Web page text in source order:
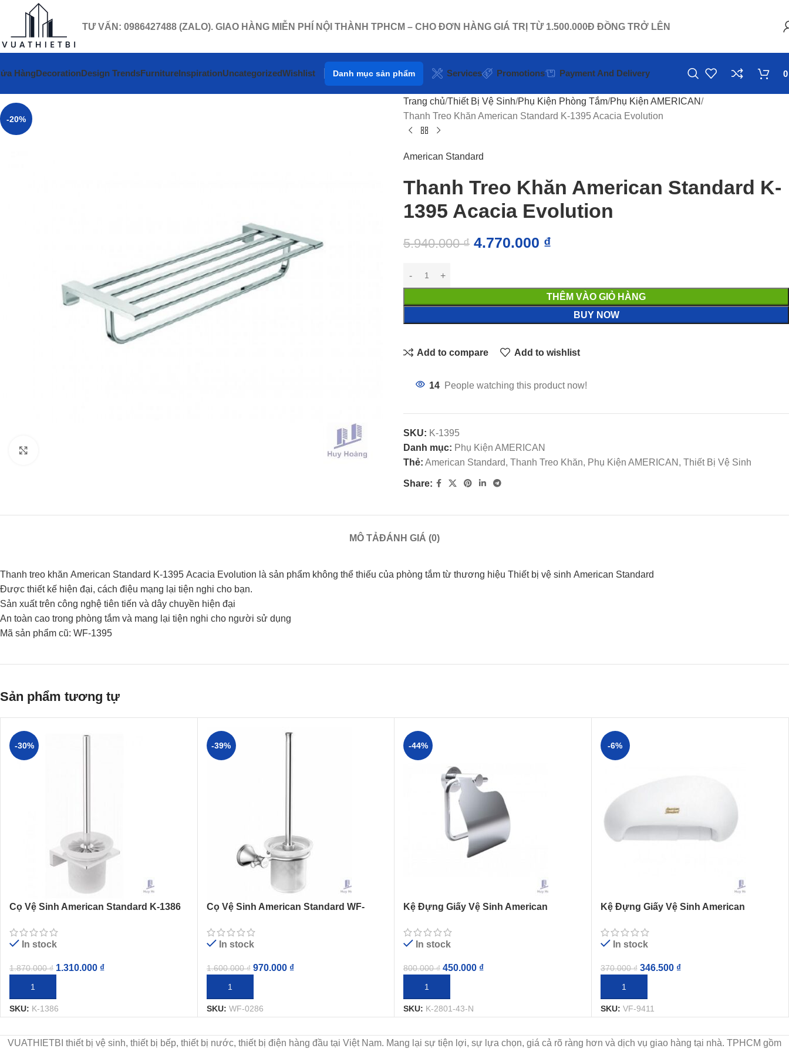
TƯ VẤN: 0986427488 (ZALO). GIAO HÀNG MIỄN PHÍ NỘI THÀNH TPHCM – CHO ĐƠN HÀNG GIÁ TRỊ TỪ 1.500.000Đ ĐỒNG TRỞ LÊN
HàngDecorationDesign TrendsFurnitureInspirationUncategorizedWishlist Danh mục sản phẩm Services Promotions Payment And Delivery
-20%
Trang chủ Thiết Bị Vệ Sinh Phụ Kiện Phòng Tắm Phụ Kiện AMERICAN
Thanh Treo Khăn American Standard K-1395 Acacia Evolution
American Standard
Thanh Treo Khăn American Standard K-
1395 Acacia Evolution
5.940.000₫ 4.770.000 ₫
THÊM VÀO GIỎ HÀNG
BUY NOW
Add to compare Add to wishlist
14 People watching this product now!
SKU: K-1395
Danh mục: Phụ Kiện AMERICAN
Thẻ: American Standard, Thanh Treo Khăn, Phụ Kiện AMERICAN, Thiết Bị Vệ Sinh
Share:
MÔ TẢĐÁNH GIÁ (0)
Thanh treo khăn American Standard K-1395 Acacia Evolution là sản phẩm không thể thiếu của phòng tắm từ thương hiệu Thiết bị vệ sinh American Standard
Được thiết kế hiện đại, cách điệu mạng lại tiện nghi cho bạn.
Sản xuất trên công nghệ tiên tiến và dây chuyền hiện đại
An toàn cao trong phòng tắm và mang lại tiện nghi cho người sử dụng
Mã sản phẩm cũ: WF-1395
Sản phẩm tương tự
-30%
Cọ Vệ Sinh American Standard K-1386
In stock
1.870.000₫ 1.310.000 ₫
THÊM VÀO GIỎ HÀNG
SKU: K-1386
-39%
Cọ Vệ Sinh American Standard WF-
In stock
1.600.000₫ 970.000 ₫
THÊM VÀO GIỎ HÀNG
SKU: WF-0286
-44%
Kệ Đựng Giấy Vệ Sinh American
In stock
800.000₫ 450.000 ₫
THÊM VÀO GIỎ HÀNG
SKU: K-2801-43-N
-6%
Kệ Đựng Giấy Vệ Sinh American
In stock
370.000₫ 346.500 ₫
THÊM VÀO GIỎ HÀNG
SKU: VF-9411
VUATHIETBI thiết bị vệ sinh, thiết bị bếp, thiết bị nước, thiết bị điện hàng đầu tại Việt Nam. Mang lại sự tiện lợi, sự lựa chọn, giá cả rõ ràng hơn và dịch vụ giao hàng tại nhà. TPHCM gồm